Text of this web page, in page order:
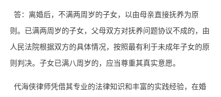
答：离婚后，不满两周岁的子女，以由母亲直接抚养为原
则。已满两周岁的子女，父母双方对抚养问题协议不成的，由
人民法院根据双方的具体情况，按照最有利于未成年子女的原
则判决。子女已满八周岁的，应当尊重其真实意愿。
代海侠律师凭借其专业的法律知识和丰富的实践经验，在婚